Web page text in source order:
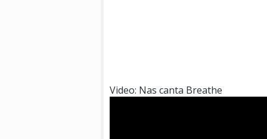
Video: Nas canta Breathe